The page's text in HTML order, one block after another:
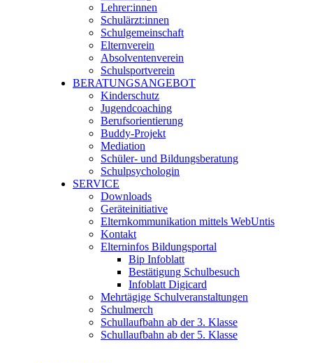
Lehrer:innen
Schulärzt:innen
Schulgemeinschaft
Elternverein
Absolventenverein
Schulsportverein
BERATUNGSANGEBOT
Kinderschutz
Jugendcoaching
Berufsorientierung
Buddy-Projekt
Mediation
Schüler- und Bildungsberatung
Schulpsychologin
SERVICE
Downloads
Geräteinitiative
Elternkommunikation mittels WebUntis
Kontakt
Elterninfos Bildungsportal
Bip Infoblatt
Bestätigung Schulbesuch
Infoblatt Digicard
Mehrtägige Schulveranstaltungen
Schulmerch
Schullaufbahn ab der 3. Klasse
Schullaufbahn ab der 5. Klasse